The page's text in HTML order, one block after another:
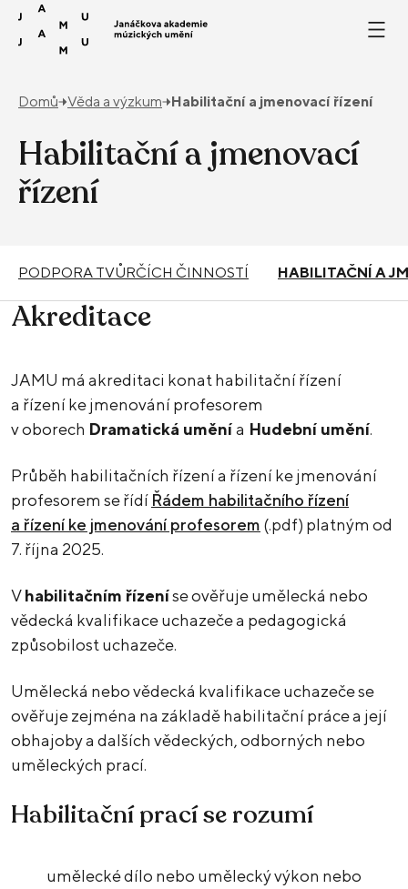
Přeskočit na obsah
Domů Věda a výzkum Habilitační a jmenovací řízení
Habilitační a jmenovací
řízení
PODPORA TVŮRČÍCH ČINNOSTÍ HABILITAČNÍ A
Akreditace
JAMU má akreditaci konat habilitační řízení
a řízení ke jmenování profesorem
v oborech Dramatická uměnía Hudební umění.
Průběh habilitačních řízení a řízení ke jmenování
profesorem se řídí Řádem habilitačního řízení
a řízení ke jmenování profesorem (.pdf) platným od
7. října 2025.
Vhabilitačním řízeníse ověřuje umělecká nebo
vědecká kvalifikace uchazeče a pedagogická
způsobilost uchazeče.
Umělecká nebo vědecká kvalifikace uchazeče se
ověřuje zejména na základě habilitační práce a její
obhajoby a dalších vědeckých, odborných nebo
uměleckých prací.
Habilitační prací se rozumí
umělecké dílo nebo umělecký výkon nebo